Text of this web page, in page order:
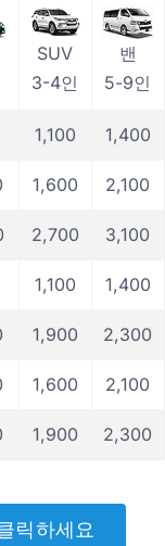
SUV
3-4인
밴
5-9인
1,100 1,400
1,600 2,100
2,700 3,100
1,100 1,400
1,900 2,300
1,600 2,100
1,900 2,300
릭하세요